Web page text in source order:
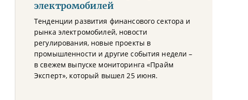
электромобилей
Тенденции развития финансового сектора и
рынка электромобилей, новости
регулирования, новые проекты в
промышленности и другие события недели –
в свежем выпуске мониторинга «Прайм
Эксперт», который вышел 25 июня.